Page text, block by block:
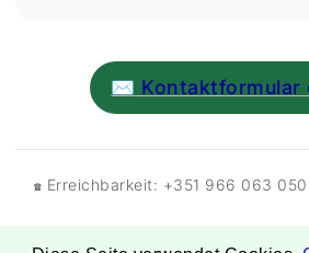
✉ Kontaktformular
☎ Erreichbarkeit: +351 966 063